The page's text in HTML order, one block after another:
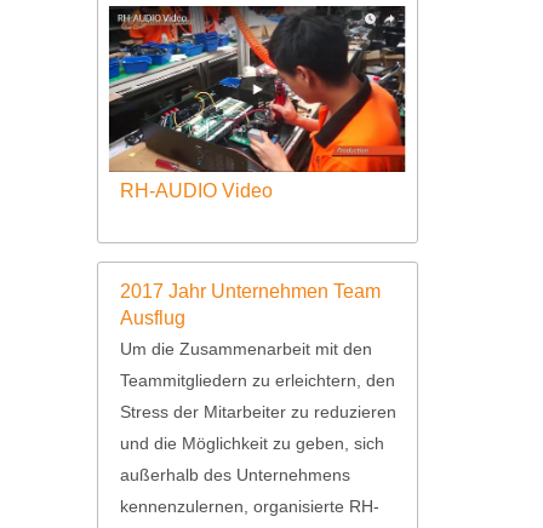
RH-AUDIO Video
2017 Jahr Unternehmen Team
Ausflug
Um die Zusammenarbeit mit den
Teammitgliedern zu erleichtern, den
Stress der Mitarbeiter zu reduzieren
und die Möglichkeit zu geben, sich
außerhalb des Unternehmens
kennenzulernen, organisierte RH-